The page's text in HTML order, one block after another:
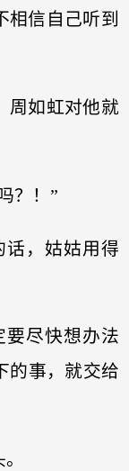
相信自己听到
周如虹对他就
？！”
话，姑姑用得
要尽快想办法
的事，就交给